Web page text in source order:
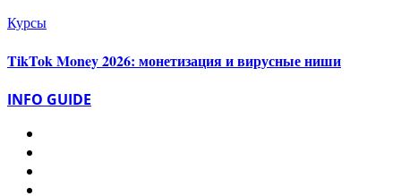
Курсы
TikTok Money 2026: монетизация и вирусные ниши
INFO GUIDE